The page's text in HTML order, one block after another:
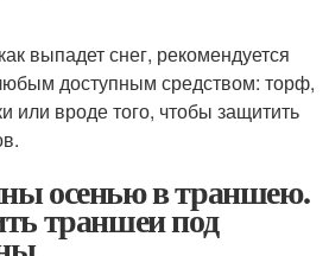
выпадет снег, рекомендуется
доступным средством: торф,
или вроде того, чтобы защитить
осенью в траншею.
траншеи под